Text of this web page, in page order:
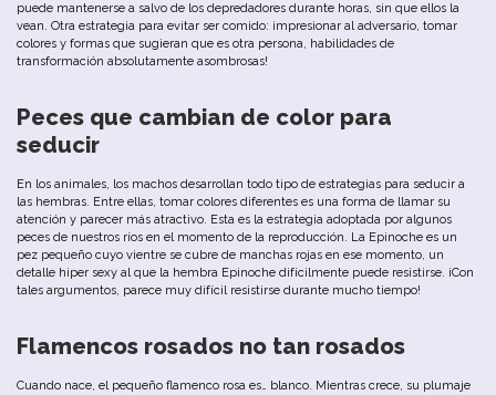
puede mantenerse a salvo de los depredadores durante horas, sin que ellos la
vean. Otra estrategia para evitar ser comido: impresionar al adversario, tomar
colores y formas que sugieran que es otra persona, habilidades de
transformación absolutamente asombrosas!
Peces que cambian de color para
seducir
En los animales, los machos desarrollan todo tipo de estrategias para seducir a
las hembras. Entre ellas, tomar colores diferentes es una forma de llamar su
atención y parecer más atractivo. Esta es la estrategia adoptada por algunos
peces de nuestros ríos en el momento de la reproducción. La Epinoche es un
pez pequeño cuyo vientre se cubre de manchas rojas en ese momento, un
detalle hiper sexy al que la hembra Epinoche difícilmente puede resistirse. ¡Con
tales argumentos, parece muy difícil resistirse durante mucho tiempo!
Flamencos rosados no tan rosados
Cuando nace, el pequeño flamenco rosa es… blanco. Mientras crece, su plumaje